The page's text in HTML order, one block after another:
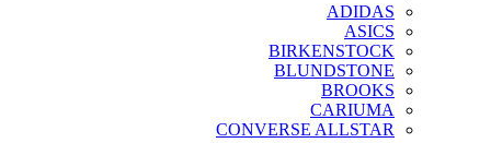
ADIDAS
ASICS
BIRKENSTOCK
BLUNDSTONE
BROOKS
CARIUMA
CONVERSE ALLSTAR